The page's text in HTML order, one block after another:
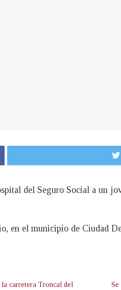
del Seguro Social a un
en el municipio de Ciudad
carretera Troncal del